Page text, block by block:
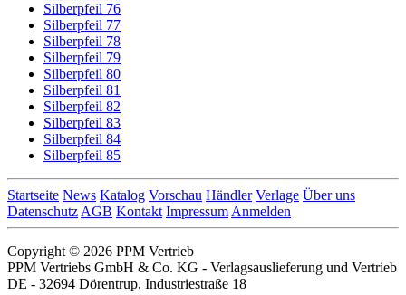
Silberpfeil 76
Silberpfeil 77
Silberpfeil 78
Silberpfeil 79
Silberpfeil 80
Silberpfeil 81
Silberpfeil 82
Silberpfeil 83
Silberpfeil 84
Silberpfeil 85
Startseite News Katalog Vorschau Händler Verlage Über uns
Datenschutz AGB Kontakt Impressum Anmelden
Copyright © 2026 PPM Vertrieb
PPM Vertriebs GmbH & Co. KG - Verlagsauslieferung und Vertrieb
DE - 32694 Dörentrup, Industriestraße 18